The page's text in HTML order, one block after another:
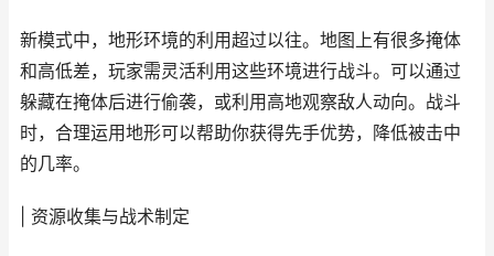
新模式中，地形环境的利用超过以往。地图上有很多掩体
和高低差，玩家需灵活利用这些环境进行战斗。可以通过
躲藏在掩体后进行偷袭，或利用高地观察敌人动向。战斗
时，合理运用地形可以帮助你获得先手优势，降低被击中
的几率。
| 资源收集与战术制定